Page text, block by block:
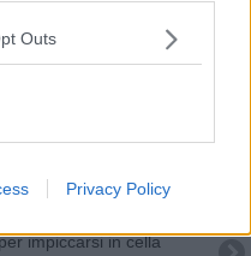
Outs
Privacy Policy
ed evade dal carcere
minacciando
da un detenuto
impiccarsi in cella